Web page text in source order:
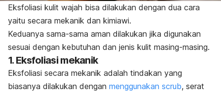
Eksfoliasi kulit wajah bisa dilakukan dengan dua cara
yaitu secara mekanik dan kimiawi.
Keduanya sama-sama aman dilakukan jika digunakan
sesuai dengan kebutuhan dan jenis kulit masing-masing.
1. Eksfoliasi mekanik
Eksfoliasi secara mekanik adalah tindakan yang
biasanya dilakukan dengan menggunakan scrub, serat